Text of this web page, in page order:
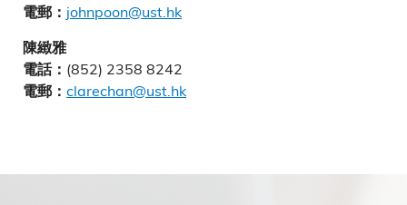
電郵： johnpoon@ust.hk
陳緻雅
電話： (852) 2358 8242
電郵： clarechan@ust.hk